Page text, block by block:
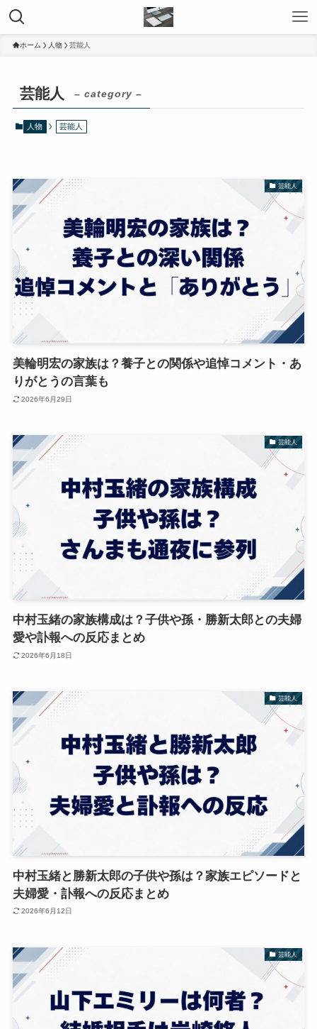
ホーム 人物 芸能人
芸能人 – category –
人物 芸能人
芸能人
美輪明宏の家族は？養子との関係や追悼コメント・あ
りがとうの言葉も
2026年6月29日
芸能人
中村玉緒の家族構成は？子供や孫・勝新太郎との夫婦
愛や訃報への反応まとめ
2026年6月18日
芸能人
中村玉緒と勝新太郎の子供や孫は？家族エピソードと
夫婦愛・訃報への反応まとめ
2026年6月12日
芸能人